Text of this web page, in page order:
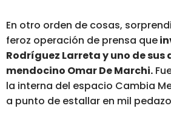
En otro orden de cosas,
feroz operación de prensa que
Rodríguez Larreta y uno de sus
mendocino Omar De Marchi.
la interna del espacio Cambia
a punto de estallar en mil